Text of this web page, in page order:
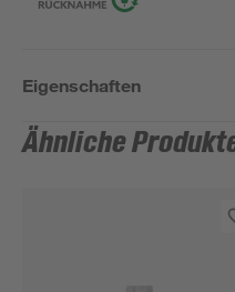
Eigenschaften
Ähnliche